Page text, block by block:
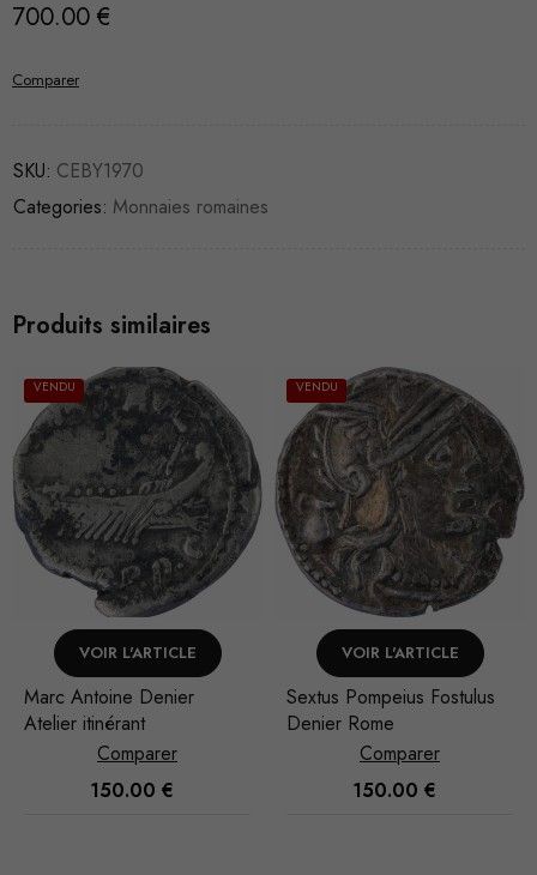
700.00 €
Comparer
SKU: CEBY1970
Categories: Monnaies romaines
Produits similaires
VENDU
VOIR L'ARTICLE
Sextus Pompeius Fostulus
Denier Rome
VENDU
VOIR
M. Baebius
Rome
Nécessaire